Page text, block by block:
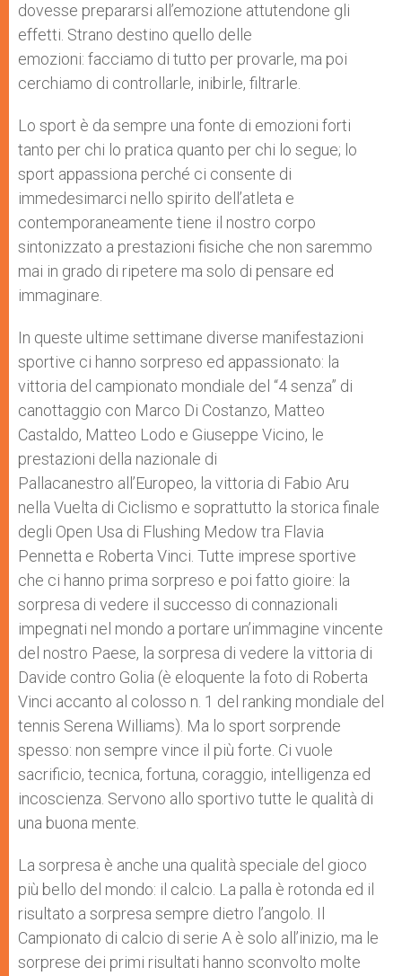
dovesse prepararsi all’emozione attutendone gli
effetti. Strano destino quello delle
emozioni: facciamo di tutto per provarle, ma poi
cerchiamo di controllarle, inibirle, filtrarle.
Lo sport è da sempre una fonte di emozioni forti
tanto per chi lo pratica quanto per chi lo segue; lo
sport appassiona perché ci consente di
immedesimarci nello spirito dell’atleta e
contemporaneamente tiene il nostro corpo
sintonizzato a prestazioni fisiche che non saremmo
mai in grado di ripetere ma solo di pensare ed
immaginare.
In queste ultime settimane diverse manifestazioni
sportive ci hanno sorpreso ed appassionato: la
vittoria del campionato mondiale del “4 senza” di
canottaggio con Marco Di Costanzo, Matteo
Castaldo, Matteo Lodo e Giuseppe Vicino, le
prestazioni della nazionale di
Pallacanestro all’Europeo, la vittoria di Fabio Aru
nella Vuelta di Ciclismo e soprattutto la storica finale
degli Open Usa di Flushing Medow tra Flavia
Pennetta e Roberta Vinci. Tutte imprese sportive
che ci hanno prima sorpreso e poi fatto gioire: la
sorpresa di vedere il successo di connazionali
impegnati nel mondo a portare un’immagine vincente
del nostro Paese, la sorpresa di vedere la vittoria di
Davide contro Golia (è eloquente la foto di Roberta
Vinci accanto al colosso n. 1 del ranking mondiale del
tennis Serena Williams). Ma lo sport sorprende
spesso: non sempre vince il più forte. Ci vuole
sacrificio, tecnica, fortuna, coraggio, intelligenza ed
incoscienza. Servono allo sportivo tutte le qualità di
una buona mente.
La sorpresa è anche una qualità speciale del gioco
più bello del mondo: il calcio. La palla è rotonda ed il
risultato a sorpresa sempre dietro l’angolo. Il
Campionato di calcio di serie A è solo all’inizio, ma le
sorprese dei primi risultati hanno sconvolto molte